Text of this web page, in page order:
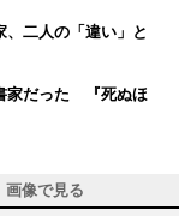
二人の「違い」と
家だった 『死ぬほ
画像で見る